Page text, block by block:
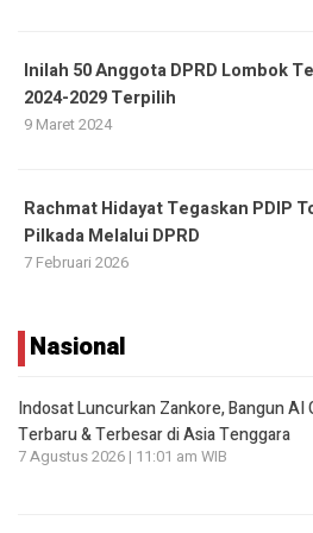
Inilah 50 Anggota DPRD Lombok
2024-2029 Terpilih
9 Maret 2024
Rachmat Hidayat Tegaskan PDIP
Pilkada Melalui DPRD
7 Februari 2026
Nasional
Indosat Luncurkan Zankore, Bangun AI
Terbaru & Terbesar di Asia Tenggara
7 Agustus 2026 | 11:01 am WIB